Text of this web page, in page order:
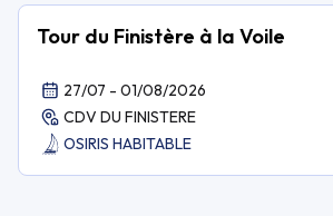
Tour du Finistère à la Voile
27/07 - 01/08/2026
CDV DU FINISTERE
OSIRIS HABITABLE